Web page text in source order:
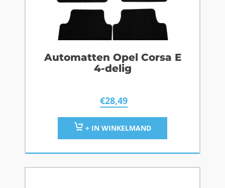
Automatten Opel Corsa E
4-delig
€28,49
+ IN WINKELMAND